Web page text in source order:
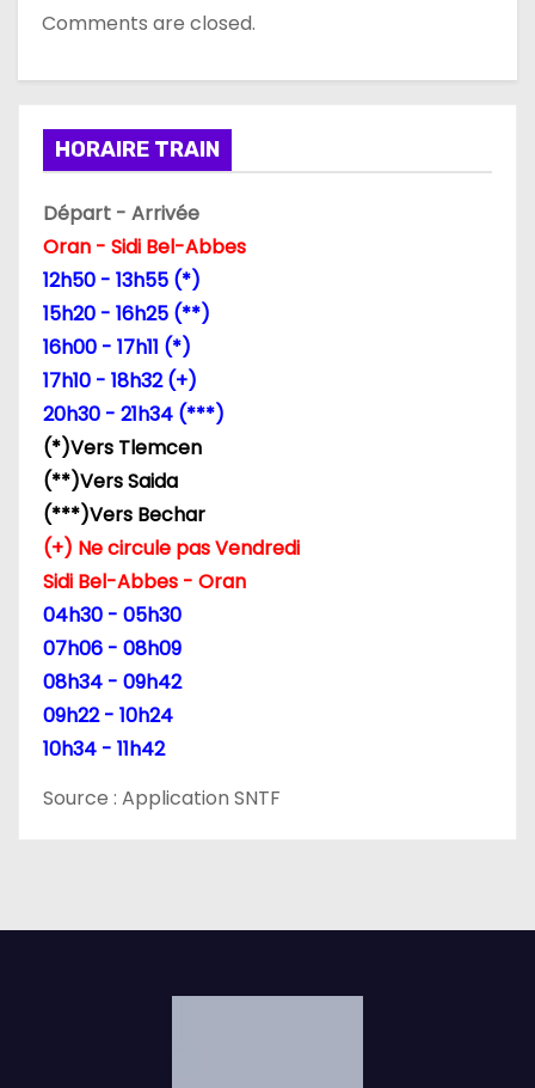
c
l
e
Comments are closed.
HORAIRE TRAIN
Départ - Arrivée
Oran - Sidi Bel-Abbes
12h50 - 13h55 (*)
15h20 - 16h25 (**)
16h00 - 17h11 (*)
17h10 - 18h32 (+)
20h30 - 21h34 (***)
(*)Vers Tlemcen
(**)Vers Saida
(***)Vers Bechar
(+) Ne circule pas Vendredi
Sidi Bel-Abbes - Oran
04h30 - 05h30
07h06 - 08h09
08h34 - 09h42
09h22 - 10h24
10h34 - 11h42
Source : Application SNTF